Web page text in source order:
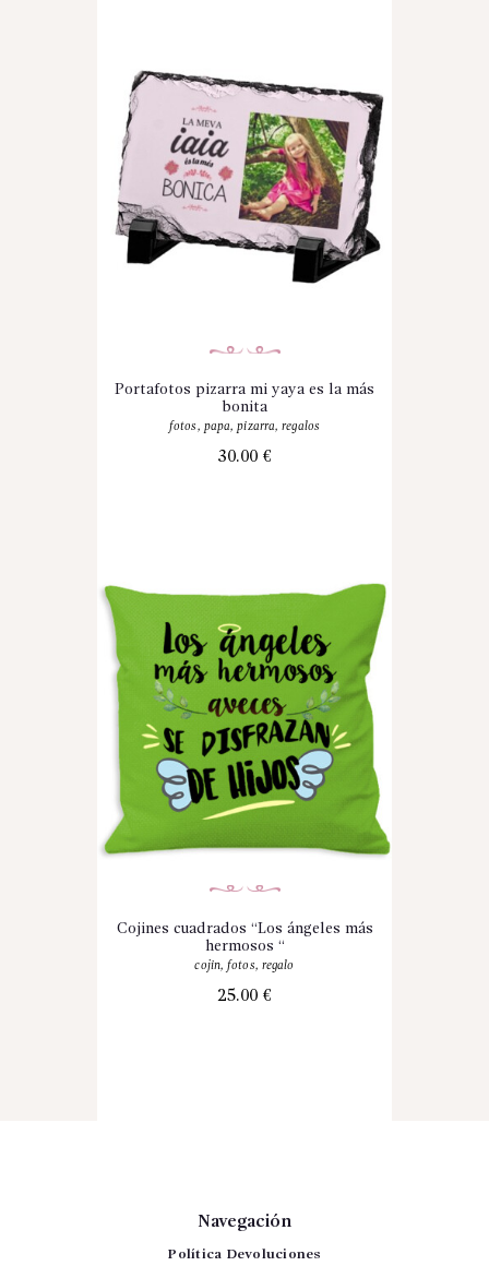
Portafotos pizarra mi yaya es la más
bonita
fotos, papa,pizarra,regalos
30.00 €
Cojines cuadrados “Los ángeles más
hermosos “
cojin,fotos, regalo
25.00 €
Navegación
Política Devoluciones